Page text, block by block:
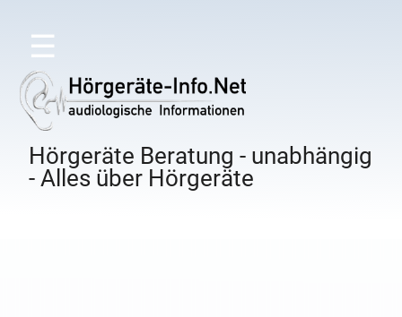
☰
Hörgeräte Beratung - unabhängig
- Alles über Hörgeräte